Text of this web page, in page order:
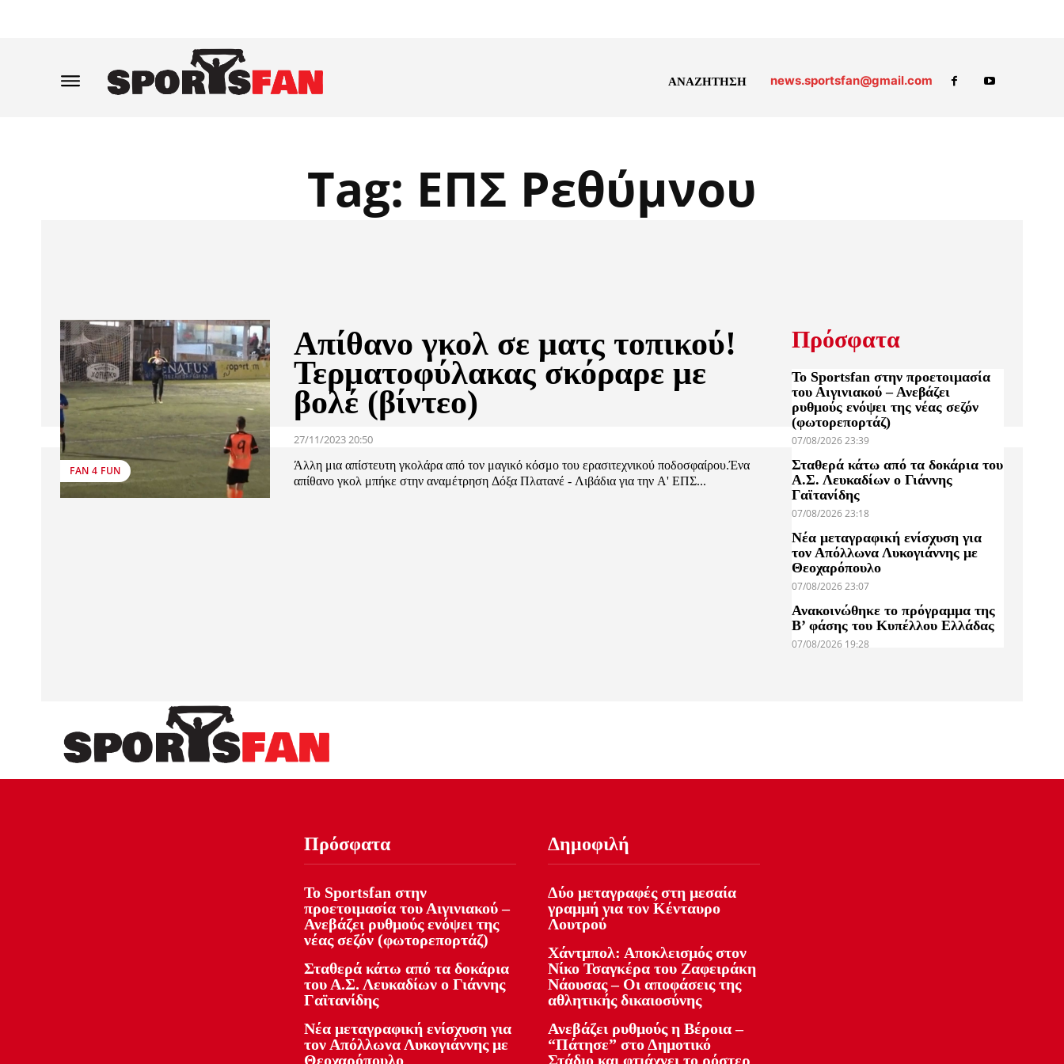
ΑΝΑΖΗΤΗΣΗ news.sportsfan@gmail.com
Tag: ΕΠΣ Ρεθύμνου
FAN 4 FUN
Απίθανο γκολ σε ματς τοπικού!
Τερματοφύλακας σκόραρε με
βολέ (βίντεο)
27/11/2023 20:50
Άλλη μια απίστευτη γκολάρα από τον μαγικό κόσμο του ερασιτεχνικού ποδοσφαίρου.Ένα
απίθανο γκολ μπήκε στην αναμέτρηση Δόξα Πλατανέ - Λιβάδια για την Α' ΕΠΣ...
Πρόσφατα
Το Sportsfan στην προετοιμασία
του Αιγινιακού – Ανεβάζει
ρυθμούς ενόψει της νέας σεζόν
(φωτορεπορτάζ)
07/08/2026 23:39
Σταθερά κάτω από τα δοκάρια του
Α.Σ. Λευκαδίων ο Γιάννης
Γαϊτανίδης
07/08/2026 23:18
Νέα μεταγραφική ενίσχυση για
τον Απόλλωνα Λυκογιάννης με
Θεοχαρόπουλο
07/08/2026 23:07
Ανακοινώθηκε το πρόγραμμα της
Β’ φάσης του Κυπέλλου Ελλάδας
07/08/2026 19:28
Πρόσφατα
Το Sportsfan στην
προετοιμασία του Αιγινιακού –
Ανεβάζει ρυθμούς ενόψει της
νέας σεζόν (φωτορεπορτάζ)
Σταθερά κάτω από τα δοκάρια
του Α.Σ. Λευκαδίων ο Γιάννης
Γαϊτανίδης
Νέα μεταγραφική ενίσχυση για
τον Απόλλωνα Λυκογιάννης με
Θεοχαρόπουλο
Δημοφιλή
Δύο μεταγραφές στη μεσαία
γραμμή για τον Κένταυρο
Λουτρού
Χάντμπολ: Αποκλεισμός στον
Νίκο Τσαγκέρα του Ζαφειράκη
Νάουσας – Οι αποφάσεις της
αθλητικής δικαιοσύνης
Ανεβάζει ρυθμούς η Βέροια –
“Πάτησε” στο Δημοτικό
Στάδιο και φτιάχνει το ρόστερ